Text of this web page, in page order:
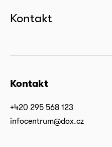
Kontakt
Kontakt
+420 295 568 123
infocentrum@dox.cz